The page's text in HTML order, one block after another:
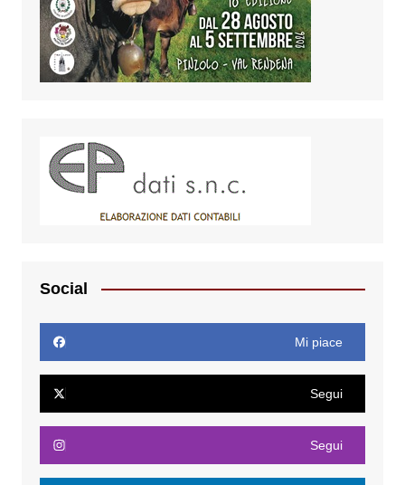
Social
Mi piace
Segui
Segui